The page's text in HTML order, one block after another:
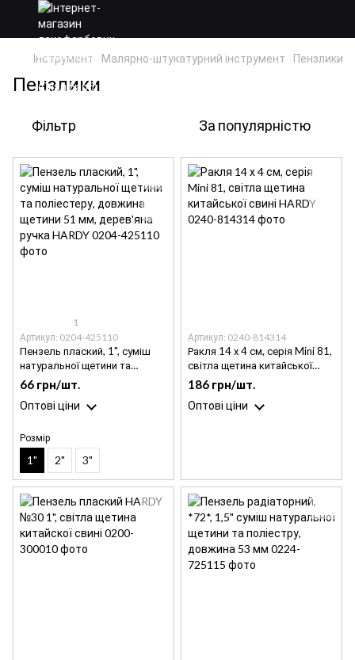
Інструмент Малярно-штукатурний інструмент Пензлики
Пензлики
Фільтр За популярністю
1
Артикул: 0204-425110
Пензель плаский, 1", суміш
натуральної щетини та
поліестеру, довжина щетини
51 мм, дерев'яна ручка
HARDY
66 грн/шт.
Оптові ціни
Розмір
1" 2" 3"
Артикул: 0240-814314
Ракля 14 х 4 см, серія Mini 81,
світла щетина китайської
свині HARDY
186 грн/шт.
Оптові ціни